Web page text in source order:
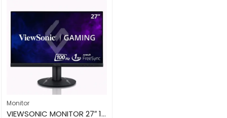
Monitor
VIEWSONIC MONITOR 27″ 1080P GAMING VX2716